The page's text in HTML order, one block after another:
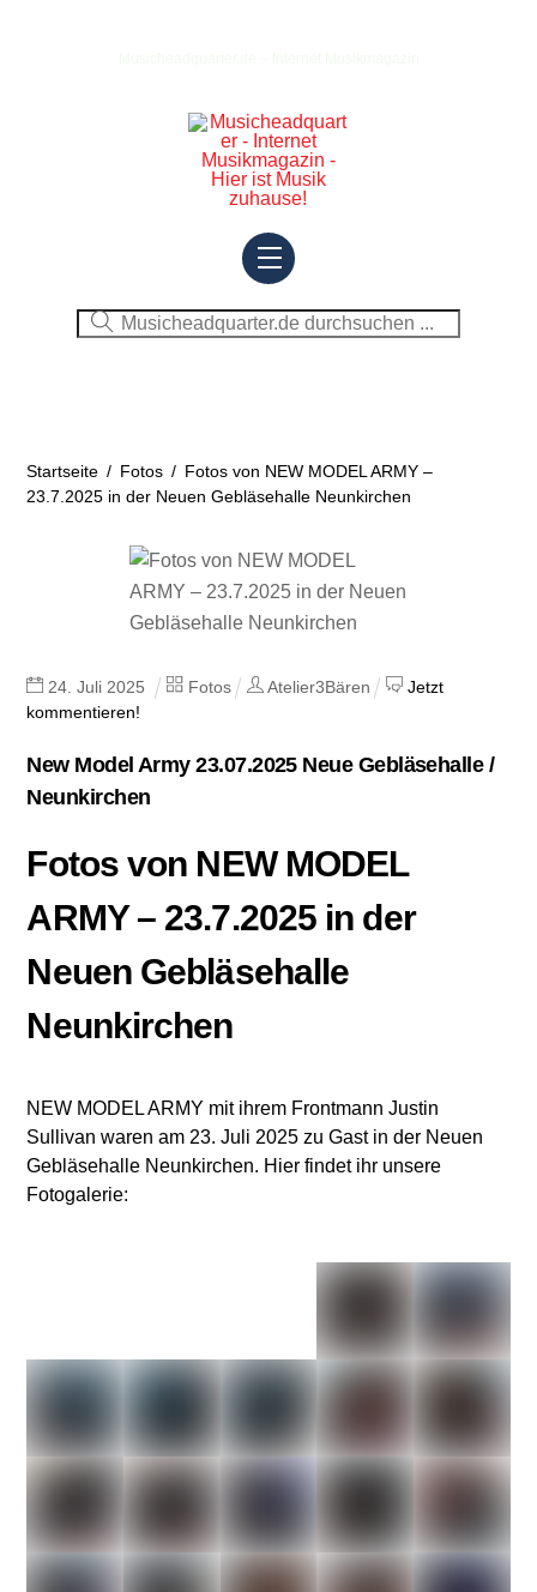
Menu
Startseite / Fotos / Fotos von NEW MODEL ARMY –
23.7.2025 in der Neuen Gebläsehalle Neunkirchen
24 .Juli 2025 Fotos Atelier3Bären
Jetzt
kommentieren!
New Model Army 23.07.2025 Neue Gebläsehalle /
Neunkirchen
Fotos von NEW MODEL
ARMY – 23.7.2025 in der
Neuen Gebläsehalle
Neunkirchen
NEW MODEL ARMY mit ihrem Frontmann Justin
Sullivan waren am 23. Juli 2025 zu Gast in der Neuen
Gebläsehalle Neunkirchen. Hier findet ihr unsere
Fotogalerie: